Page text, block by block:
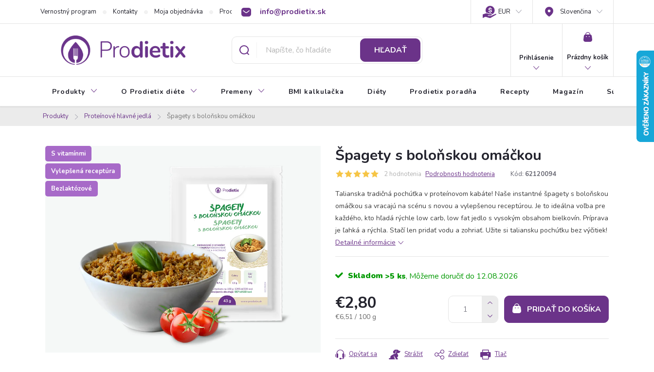
info@prodietix.sk
Vernostný program Kontakty Moja objednávka Prodietix poradňa BMI kalkulačka EUR Slovenčina
HĽADAŤ
Prihlásenie
NÁKUPNÝ
Prázdny košík
Produkty O Prodietix diéte Premeny BMI kalkulačka Diéty Prodietix poradňa Recepty Magazín Súťaže
Produkty Proteínové hlavné jedlá Špagety s boloňskou omáčkou
S vitamínmi
Vylepšená receptúra
Bezlaktózové
Špagety s boloňskou omáčkou
2 hodnotenia Podrobnosti hodnotenia Kód: 62120094
Talianska tradičná pochúťka v proteínovom kabáte! Naše instantné špagety s boloňskou
omáčkou sa vracajú na scénu s novou a vylepšenou receptúrou. Je to ideálna voľba pre
každého, kto hľadá rýchle low carb, low fat jedlo s vysokým obsahom bielkovín. Príprava
je ľahká a rýchla. Stačí len pridať vodu a zohriať. Užite si taliansku pochúťku bez výčitiek!
Detailné informácie
Skladom >5 ks 12.08.2026
€2,80
Jednotková
€6,51 / 100 g
PRIDAŤ DO KOŠÍKA
Tlač
Opýtať sa Strážiť Zdieľať